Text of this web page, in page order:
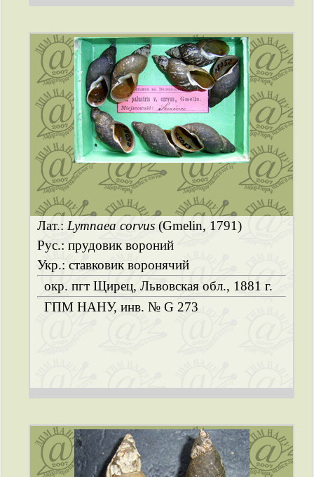
Лат.: Lymnaea corvus(Gmelin, 1791)
Рус.: прудовик вороний
Укр.: ставковик воронячий
окр. пгт Щирец, Львовская обл., 1881 г.
ГПМ НАНУ, инв. № G 273